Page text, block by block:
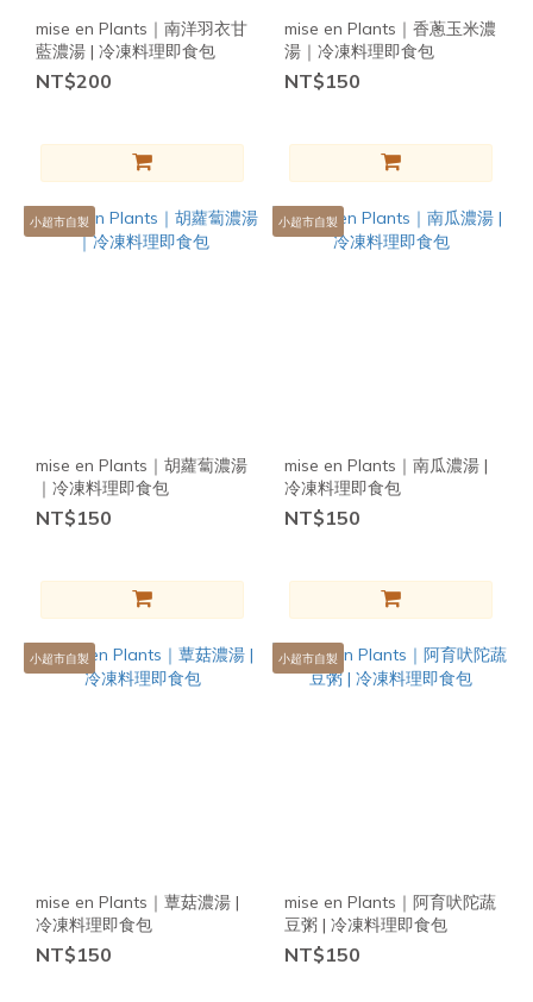
mise en Plants｜南洋羽衣甘
藍濃湯 | 冷凍料理即食包
NT$200
mise en Plants｜香蔥玉米濃
湯｜冷凍料理即食包
NT$150
小超市自製
mise en Plants｜胡蘿蔔濃湯
｜冷凍料理即食包
NT$150
小超市自製
mise en Plants｜南瓜濃湯 |
冷凍料理即食包
NT$150
小超市自製
mise en Plants｜蕈菇濃湯 |
冷凍料理即食包
NT$150
小超市自製
mise en Plants｜阿育吠陀蔬
豆粥 | 冷凍料理即食包
NT$150